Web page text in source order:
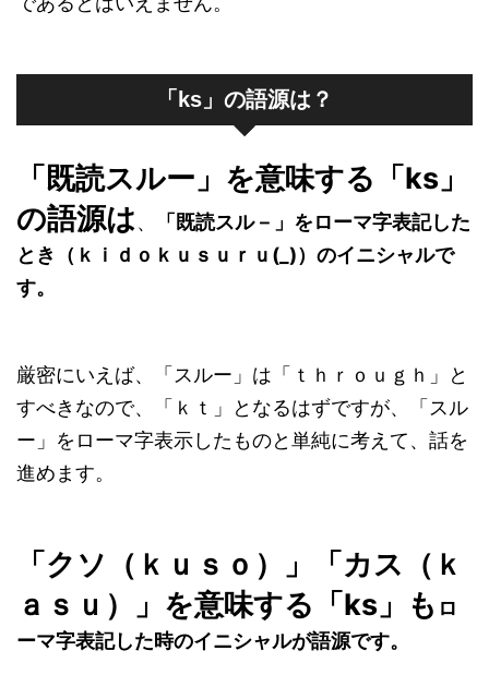
「ks」の語源は？
「既読スルー」を意味する「ks」
の語源は、
「既読スル－」をローマ字表記した
とき（ｋｉｄｏｋｕｓｕｒｕ(_)）のイニシャルで
す。
厳密にいえば、「スルー」は「ｔｈｒｏｕｇｈ」と
すべきなので、「ｋｔ」となるはずですが、「スル
ー」をローマ字表示したものと単純に考えて、話を
進めます。
「クソ（ｋｕｓｏ）」「カス（ｋ
ａｓｕ）」を意味する「ks」も ロ
ーマ字表記した時のイニシャルが語源です。